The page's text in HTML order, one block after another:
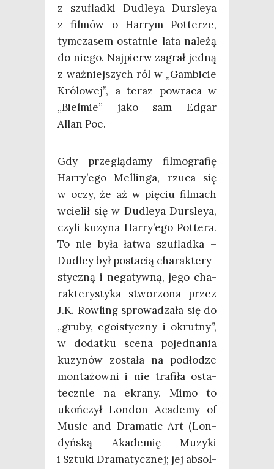
z szu­flad­ki Dudleya Dur­sleya
z fil­mów o Har­rym Pot­te­rze,
tym­cza­sem ostat­nie lata nale­żą
do nie­go. Naj­pierw zagrał jed­ną
z waż­niej­szych ról w „Gam­bi­cie
Kró­lo­wej”, a teraz powra­ca w
„Biel­mie” jako sam Edgar
Allan Poe.
Gdy prze­glą­da­my fil­mo­gra­fię
Harry’ego Mel­lin­ga, rzu­ca się
w oczy, że aż w pię­ciu fil­mach
wcie­lił się w Dudleya Dur­sleya,
czy­li kuzy­na Harry’ego Pot­te­ra.
To nie była łatwa szu­flad­ka –
Dudley był posta­cią cha­rak­te­ry­
stycz­ną i nega­tyw­ną, jego cha­
rak­te­ry­sty­ka stwo­rzo­na przez
J.K. Row­ling spro­wa­dza­ła się do
„gru­by, ego­istycz­ny i okrut­ny”,
w dodat­ku sce­na pojed­na­nia
kuzy­nów zosta­ła na pod­ło­dze
mon­ta­żow­ni i nie tra­fi­ła osta­
tecz­nie na ekra­ny. Mimo to
ukoń­czył Lon­don Aca­de­my of
Music and Dra­ma­tic Art (Lon­
dyń­ską Aka­de­mię Muzy­ki
i Sztu­ki Dra­ma­tycz­nej; jej absol­